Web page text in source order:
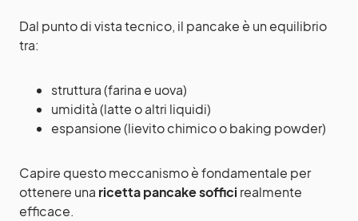
Dal punto di vista tecnico, il pancake è un equilibrio
tra:
struttura (farina e uova)
umidità (latte o altri liquidi)
espansione (lievito chimico o baking powder)
Capire questo meccanismo è fondamentale per
ottenere una ricetta pancake soffici realmente
efficace.